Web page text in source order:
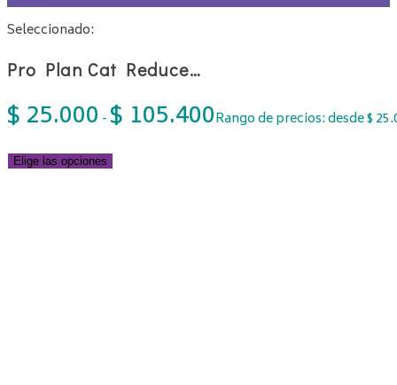
Seleccionado:
Pro Plan Cat Reduce…
$25.000 - $ 105.400Rango de precios: desde $
Elige las opciones